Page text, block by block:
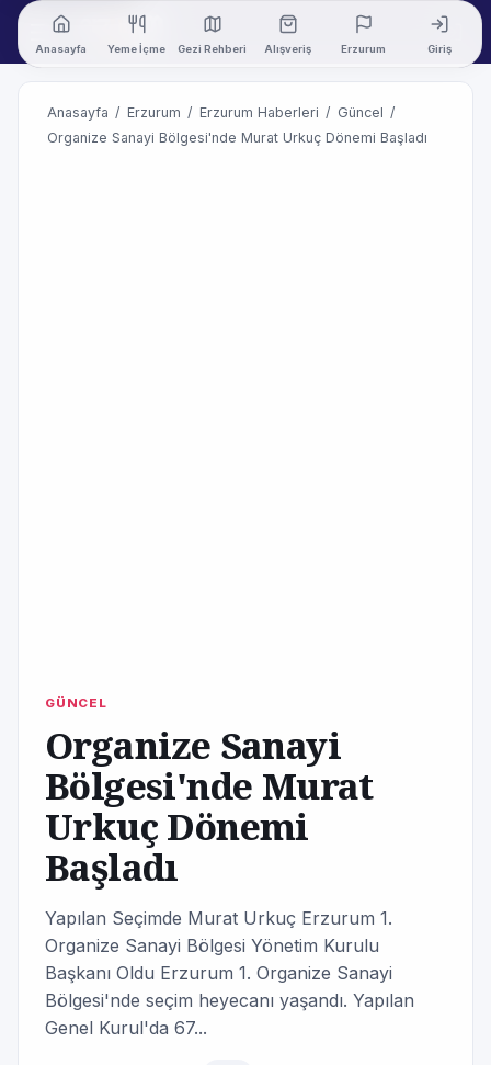
Anasayfa Yeme İçme Gezi Rehberi Alışveriş Erzurum Giriş
Anasayfa / Erzurum / Erzurum Haberleri / Güncel /
Organize Sanayi Bölgesi'nde Murat Urkuç Dönemi Başladı
GÜNCEL
Organize Sanayi
Bölgesi'nde Murat
Urkuç Dönemi
Başladı
Yapılan Seçimde Murat Urkuç Erzurum 1.
Organize Sanayi Bölgesi Yönetim Kurulu
Başkanı Oldu Erzurum 1. Organize Sanayi
Bölgesi'nde seçim heyecanı yaşandı. Yapılan
Genel Kurul'da 67...